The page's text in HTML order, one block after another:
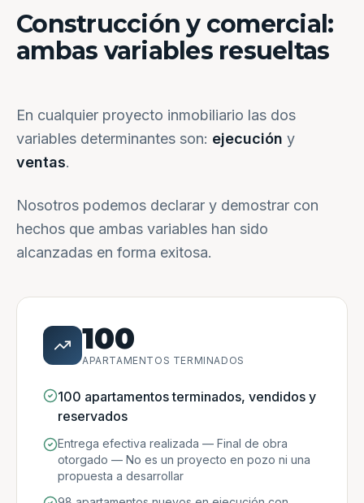
Construcción y comercial:
ambas variables resueltas
En cualquier proyecto inmobiliario las dos
variables determinantes son: ejecución y
ventas.
Nosotros podemos declarar y demostrar con
hechos que ambas variables han sido
alcanzadas en forma exitosa.
100
APARTAMENTOS TERMINADOS
100 apartamentos terminados, vendidos y
reservados
Entrega efectiva realizada — Final de obra
otorgado — No es un proyecto en pozo ni una
propuesta a desarrollar